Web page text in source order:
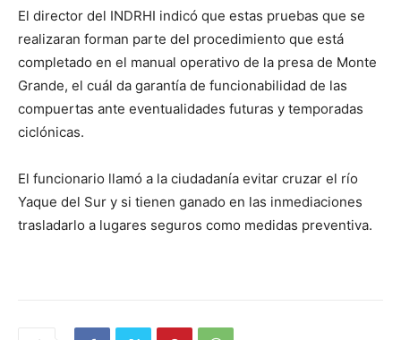
El director del INDRHI indicó que estas pruebas que se
realizaran forman parte del procedimiento que está
completado en el manual operativo de la presa de Monte
Grande, el cuál da garantía de funcionabilidad de las
compuertas ante eventualidades futuras y temporadas
ciclónicas.
El funcionario llamó a la ciudadanía evitar cruzar el río
Yaque del Sur y si tienen ganado en las inmediaciones
trasladarlo a lugares seguros como medidas preventiva.